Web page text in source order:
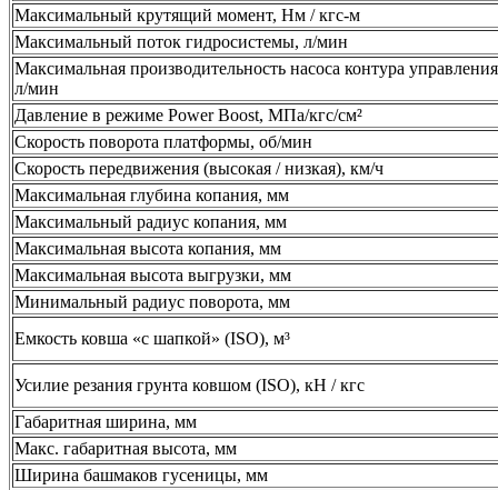
Максимальный крутящий момент, Нм / кгс-м
Максимальный поток гидросистемы, л/мин
Максимальная производительность насоса контура
л/мин
Давление в режиме Power Boost, МПа/кгс/см²
Скорость поворота платформы, об/мин
Скорость передвижения (высокая / низкая), км/ч
Максимальная глубина копания, мм
Максимальный радиус копания, мм
Максимальная высота копания, мм
Максимальная высота выгрузки, мм
Минимальный радиус поворота, мм
Емкость ковша «с шапкой» (ISO), м³
Усилие резания грунта ковшом (ISO), кН / кгс
Габаритная ширина, мм
Макс. габаритная высота, мм
Ширина башмаков гусеницы, мм